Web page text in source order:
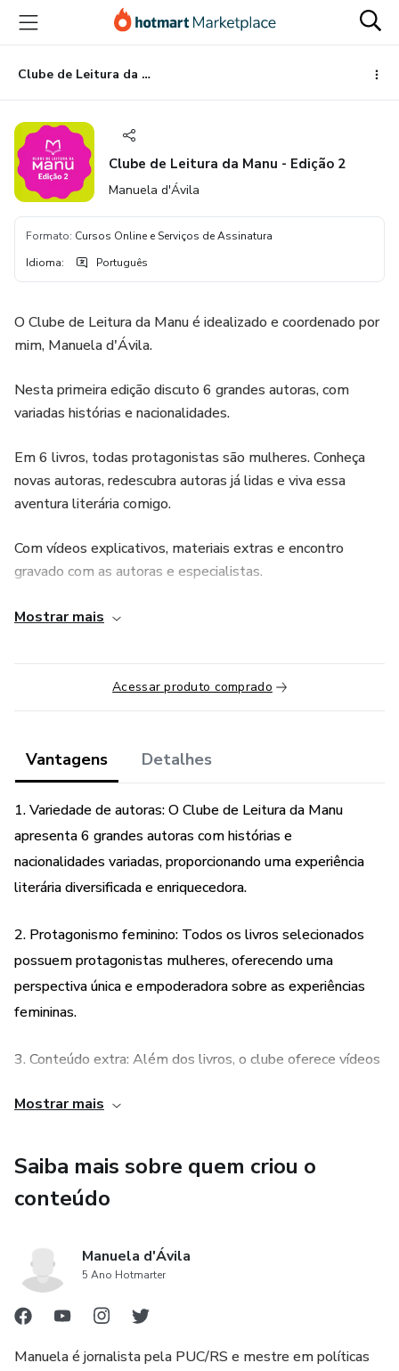
para
conteúdo
principal
para
pagamento
para
rodapé
Clube de Leitura da Manu - Edição 2
Clube de Leitura da Manu - Edição 2
Manuela d'Ávila
Formato: Cursos Online e Serviços de Assinatura
Idioma: Português
O Clube de Leitura da Manu é idealizado e coordenado por
mim, Manuela d'Ávila.
Nesta primeira edição discuto 6 grandes autoras, com
variadas histórias e nacionalidades.
Em 6 livros, todas protagonistas são mulheres. Conheça
novas autoras, redescubra autoras já lidas e viva essa
aventura literária comigo.
Com vídeos explicativos, materiais extras e encontro
gravado com as autoras e especialistas.
Esse é o clube feito pela você que quer voltar a ler, quer
Minha casa é onde estou, de Igiaba Scego
Eu, Tituba: bruxa negra de Salem, de Maryse Condé
O parque das irmãs magníficas, de Camila Sosa Villada
Pequena coreografia do adeus, de Aline Bei​
Todo conteúdo é gravado e disponível de forma vitalícia,
para assistir quando e quantas vezes quiser.
Você vem comigo?
Ler mulheres é revolucionário.
Mostrar mais
Acessar produto comprado
Vantagens Detalhes
1. Variedade de autoras: O Clube de Leitura da Manu
apresenta 6 grandes autoras com histórias e
nacionalidades variadas, proporcionando uma experiência
literária diversificada e enriquecedora.
2. Protagonismo feminino: Todos os livros selecionados
possuem protagonistas mulheres, oferecendo uma
perspectiva única e empoderadora sobre as experiências
femininas.
3. Conteúdo extra: Além dos livros, o clube oferece vídeos
autoras e especialistas, proporcionando uma imersão ainda
selecionadas.
4. Flexibilidade de acesso: Todo o conteúdo do clube é
participantes assistam aos vídeos e revisitem o material
quantas vezes desejarem, de acordo com sua
disponibilidade e ritmo de leitura.
5. Incentivo à leitura: O Clube de Leitura da Manu é ideal
Mostrar mais
Saiba mais sobre quem criou o
conteúdo
Manuela d'Ávila
5 Ano Hotmarter
Manuela é jornalista pela PUC/RS e mestre em políticas